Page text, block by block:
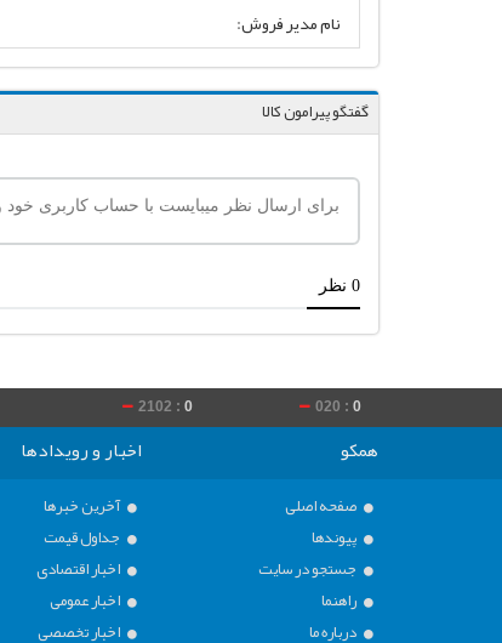
نام مدیر فروش:
گفتگو پیرامون کالا
2102 : 0 020 : 0
همکو اخبار و رویدادها
صفحه اصلی
پیوندها
جستجو در سایت
راهنما
درباره ما
آخرین خبرها
جداول قیمت
اخبار اقتصادی
اخبار عمومی
اخبار تخصصی